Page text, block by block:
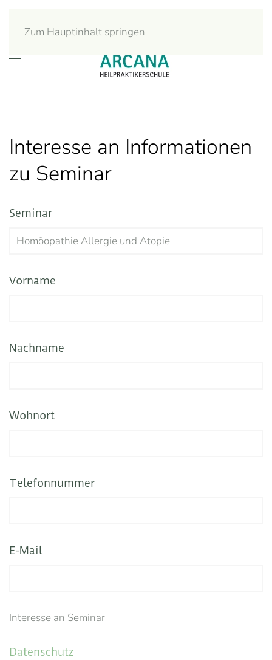
Zum Hauptinhalt springen
Interesse an Informationen
zu Seminar
Seminar
Vorname
Nachname
Wohnort
Telefonnummer
E-Mail
Interesse an Seminar
Datenschutz